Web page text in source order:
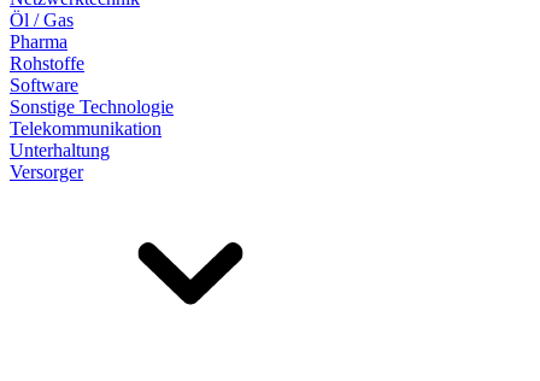
Öl / Gas
Pharma
Rohstoffe
Software
Sonstige Technologie
Telekommunikation
Unterhaltung
Versorger